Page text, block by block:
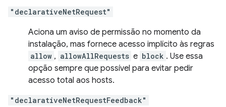
"declarativeNetRequest"
Aciona um aviso de permissão no momento da
instalação, mas fornece acesso implícito às regras
allow , allowAllRequests e block . Use essa
opção sempre que possível para evitar pedir
acesso total aos hosts.
"declarativeNetRequestFeedback"